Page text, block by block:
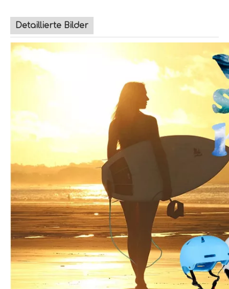
Detaillierte Bilder